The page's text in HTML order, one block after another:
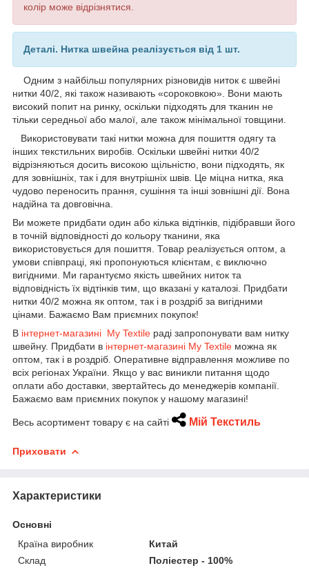
колір може відрізнятися.
Деталі. Нитка швейна реалізується від 1 шт.
Одним з найбільш популярних різновидів ниток є швейні
нитки 40/2, які також називають «сороковкою». Вони мають
високий попит на ринку, оскільки підходять для тканин не
тільки середньої або малої, але також мінімальної товщини.
Використовувати такі нитки можна для пошиття одягу та
інших текстильних виробів. Оскільки швейні нитки 40/2
відрізняються досить високою щільністю, вони підходять, як
для зовнішніх, так і для внутрішніх швів. Це міцна нитка, яка
чудово переносить прання, сушіння та інші зовнішні дії. Вона
надійна та довговічна.
Ви можете придбати один або кілька відтінків, підібравши його
в точній відповідності до кольору тканини, яка
використовується для пошиття. Товар реалізується оптом, а
умови співпраці, які пропонуються клієнтам, є виключно
вигідними. Ми гарантуємо якість швейних ниток та
відповідність їх відтінків тим, що вказані у каталозі. Придбати
нитки 40/2 можна як оптом, так і в роздріб за вигідними
цінами. Бажаємо Вам приємних покупок!
В інтернет-магазині My Textile раді запропонувати вам нитку
швейну. Придбати в інтернет-магазині My Textile можна як
оптом, так і в роздріб. Оперативне відправлення можливе по
всіх регіонах України. Якщо у вас виникли питання щодо
оплати або доставки, звертайтесь до менеджерів компанії.
Бажаємо вам приємних покупок у нашому магазині!
Весь асортимент товару є на сайті Мій Текстиль
Приховати
Характеристики
Основні
Країна виробник
Китай
Склад
Поліестер - 100%